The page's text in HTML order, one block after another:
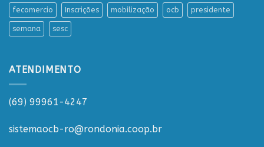
fecomercio Inscrições mobilização ocb presidente
semana sesc
ATENDIMENTO
(69) 99961-4247
sistemaocb-ro@rondonia.coop.br